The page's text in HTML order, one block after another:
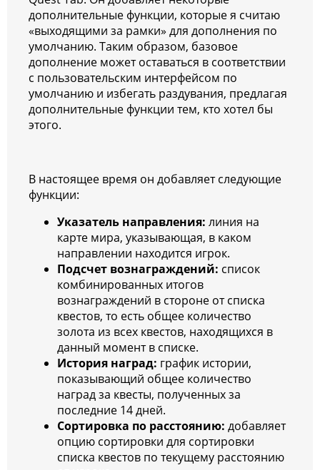
дополнительные функции, которые я считаю
«выходящими за рамки» для дополнения по
умолчанию. Таким образом, базовое
дополнение может оставаться в соответствии
с пользовательским интерфейсом по
умолчанию и избегать раздувания, предлагая
дополнительные функции тем, кто хотел бы
этого.
В настоящее время он добавляет следующие
функции:
Указатель направления: линия на
карте мира, указывающая, в каком
направлении находится игрок.
Подсчет вознаграждений: список
комбинированных итогов
вознаграждений в стороне от списка
квестов, то есть общее количество
золота из всех квестов, находящихся в
данный момент в списке.
История наград: график истории,
показывающий общее количество
наград за квесты, полученных за
последние 14 дней.
Сортировка по расстоянию: добавляет
опцию сортировки для сортировки
списка квестов по текущему расстоянию